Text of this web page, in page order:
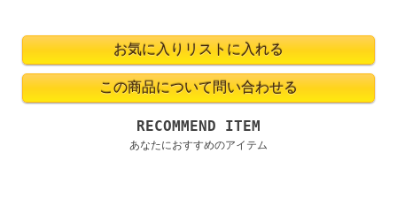
RECOMMEND ITEM
あなたにおすすめのアイテム